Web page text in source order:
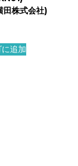
株式会社)
追加